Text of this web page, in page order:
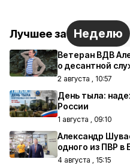
Лучшее за Неделю
Ветеран ВДВ
о десантной
2 августа , 10:57
День тыла:
России
1 августа , 09:10
Александр
одного из ПВР в
4 августа , 15:15